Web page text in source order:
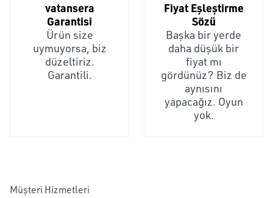
vatansera
Garantisi
Ürün size
uymuyorsa, biz
düzeltiriz.
Garantili.
Fiyat Eşleştirme
Sözü
Başka bir yerde
daha düşük bir
fiyat mı
gördünüz? Biz de
aynısını
yapacağız. Oyun
yok.
Müşteri Hizmetleri